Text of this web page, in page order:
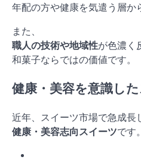
年配の方や健康を気遣う層か
また、
職人の技術や地域性が色濃く
和菓子ならではの価値です。
健康・美容を意識し
近年、スイーツ市場で急成長
健康・美容志向スイーツです。